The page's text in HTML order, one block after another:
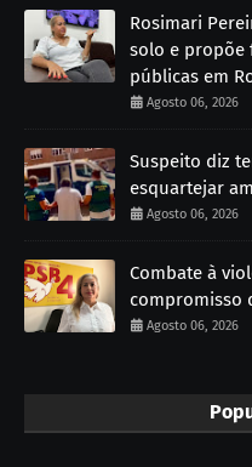
Rosimari
solo e propõe
públicas em
Agosto 06, 2026
Suspeito diz
esquartejar
Agosto 06, 2026
Combate à
compromisso
Agosto 06, 2026